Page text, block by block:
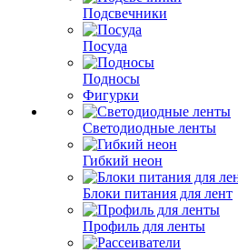
Подсвечники
Посуда
Подносы
Фигурки
Светодиодные ленты
Гибкий неон
Блоки питания для лент
Профиль для ленты